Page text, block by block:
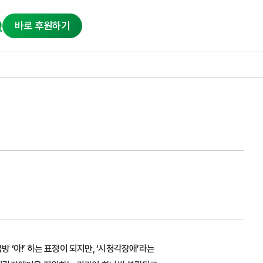
바로 후원하기
‘아!’ 하는 표정이 되지만, ‘시청각장애’라는